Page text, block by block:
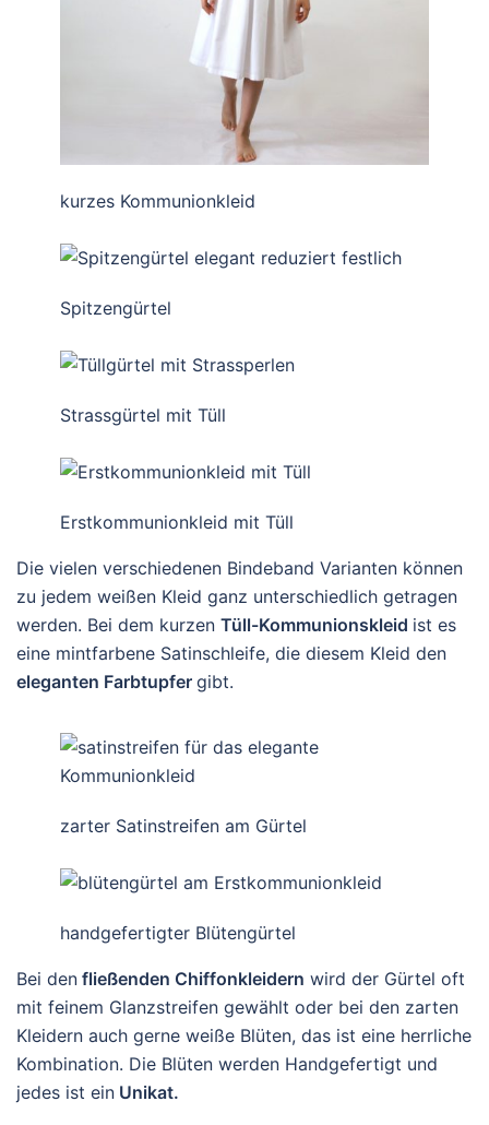
kurzes Kommunionkleid
Spitzengürtel
Strassgürtel mit Tüll
Erstkommunionkleid mit Tüll
Die vielen verschiedenen Bindeband Varianten können
zu jedem weißen Kleid ganz unterschiedlich getragen
werden. Bei dem kurzen Tüll-Kommunionskleid ist es
eine mintfarbene Satinschleife, die diesem Kleid den
eleganten Farbtupfer gibt.
zarter Satinstreifen am Gürtel
handgefertigter Blütengürtel
Bei den fließenden Chiffonkleidern wird der Gürtel oft
mit feinem Glanzstreifen gewählt oder bei den zarten
Kleidern auch gerne weiße Blüten, das ist eine herrliche
Kombination. Die Blüten werden Handgefertigt und
jedes ist ein Unikat.